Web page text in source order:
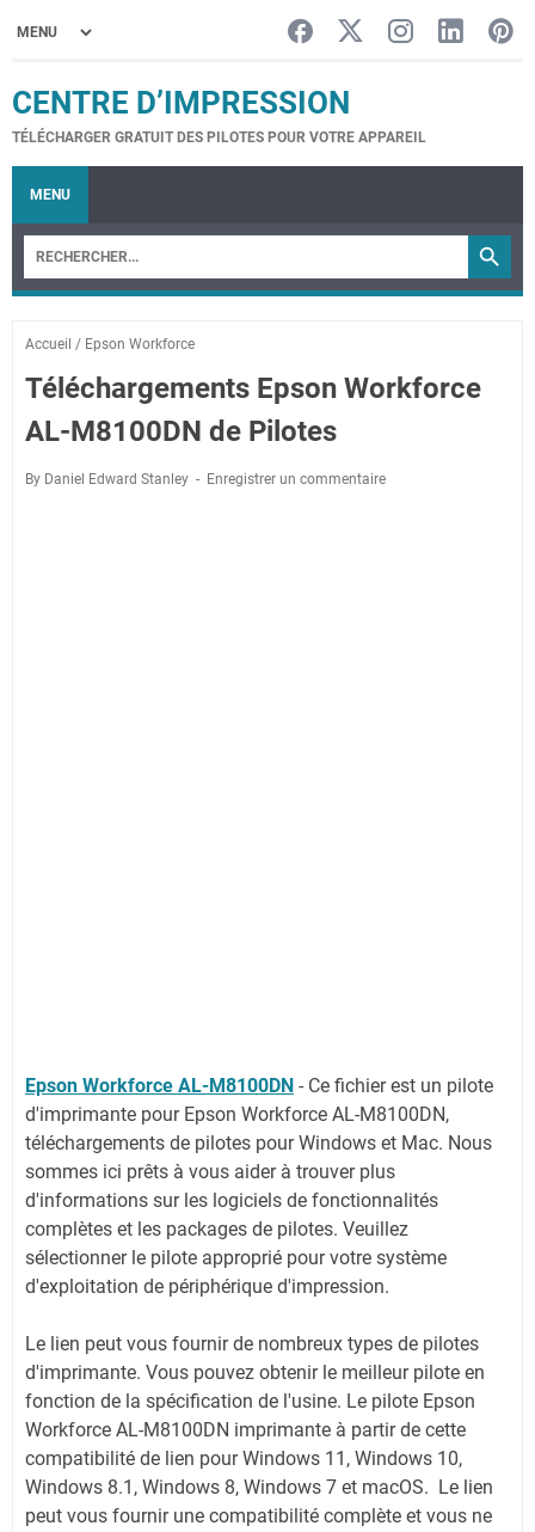
CENTRE D’IMPRESSION
TÉLÉCHARGER GRATUIT DES PILOTES POUR VOTRE APPAREIL
MENU
Accueil / Epson Workforce
Téléchargements Epson Workforce
AL-M8100DN de Pilotes
By Daniel Edward Stanley Enregistrer un commentaire
Epson Workforce AL-M8100DN - Ce fichier est un pilote
d'imprimante pour Epson Workforce AL-M8100DN,
téléchargements de pilotes pour Windows et Mac. Nous
sommes ici prêts à vous aider à trouver plus
d'informations sur les logiciels de fonctionnalités
complètes et les packages de pilotes. Veuillez
sélectionner le pilote approprié pour votre système
d'exploitation de périphérique d'impression.
Le lien peut vous fournir de nombreux types de pilotes
d'imprimante. Vous pouvez obtenir le meilleur pilote en
fonction de la spécification de l'usine. Le pilote Epson
Workforce AL-M8100DN imprimante à partir de cette
compatibilité de lien pour Windows 11, Windows 10,
Windows 8.1, Windows 8, Windows 7 et macOS. Le lien
peut vous fournir une compatibilité complète et vous ne